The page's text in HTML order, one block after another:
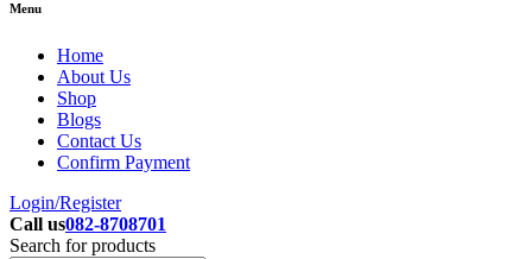
Menu
Home
About Us
Shop
Blogs
Contact Us
Confirm Payment
Login/Register
Call us082-8708701
Search for products